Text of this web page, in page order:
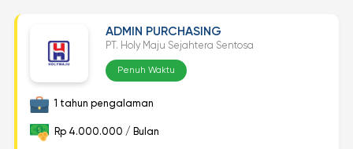
ADMIN PURCHASING
PT. Holy Maju Sejahtera Sentosa
Penuh Waktu
1 tahun pengalaman
Rp 4.000.000 / Bulan